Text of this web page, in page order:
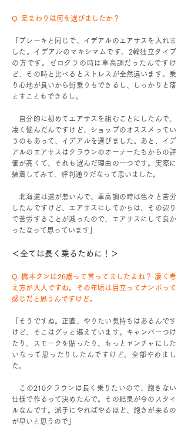
Q. 足まわりは何を選びましたか？
「ブレーキと同じで、イデアルのエアサスを入れま
した。イデアルのマキシマムです。2輪独立タイプ
の方です。ゼロクラの時は車高調だったんですけ
ど、その時と比べるとストレスが全然違います。乗
り心地が良いから街乗りもできるし、しっかりと落
とすこともできるし。
自分的に初めてエアサスを組むことにしたんで、
凄く悩んだんですけど、ショップのオススメってい
うのもあって、イデアルを選びました。あと、イデ
アルのエアサスはクラウンのオーナーたちからの評
価が高くて、それも選んだ理由の一つです。実際に
装着してみて、評判通りだなって思いました。
北海道は道が悪いんで、車高調の時は色々と苦労
したんですけど、エアサスにしてからは、その辺り
で苦労することが減ったので、エアサスにして良か
ったなって思っています」
＜全ては長く乗るために！＞
Q. 橋本クンは26歳って言ってましたよね？ 凄く考
え方が大人ですね。その年頃は目立ってナンボって
感じだと思うんですけど。
「そうですね。正直、やりたい気持ちはあるんです
けど、そこはグッと堪えています。キャンバーつけ
たり、スモークを貼ったり、もっとヤンチャにした
いなって思ったりしたんですけど。全部やめまし
た。
この210クラウンは長く乗りたいので、飽きない
仕様で作るって決めたんで。その結果が今のスタイ
ルなんです。派手にやればやるほど、飽きが来るの
が早いと思うので」